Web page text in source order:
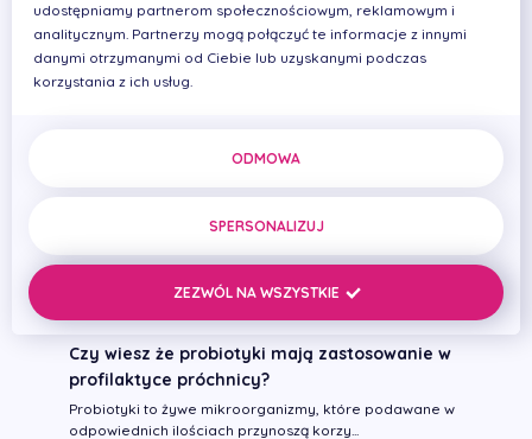
Zobacz również
36 sposobów jak przekonać dziecko do mycia
Dokładna higiena jamy ustnej od najmłodszych lat jest
czyli jak zmieniła się endodoncja na
przestrzeni ostatnich lat
Wszystkie dziedziny stomatologii w ciągu ostatnich 15-
Czy wiesz że probiotyki mają zastosowanie w
profilaktyce próchnicy?
Probiotyki to żywe mikroorganizmy, które podawane w
odpowiednich ilościach przynoszą korzy...
udostępniamy partnerom społecznościowym, reklamowym i
analitycznym. Partnerzy mogą połączyć te informacje z innymi
danymi otrzymanymi od Ciebie lub uzyskanymi podczas
korzystania z ich usług.
ODMOWA
SPERSONALIZUJ
ZEZWÓL NA WSZYSTKIE